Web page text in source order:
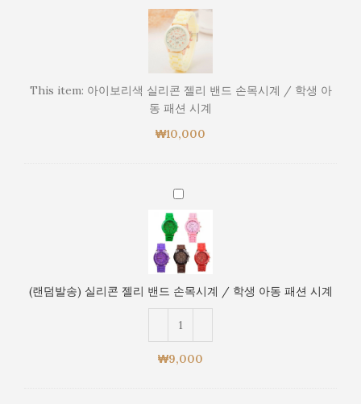
이
보
리
색
리
콘
젤
드
목
시
계
/
학
생
아
동
패
This item: 아이보리색 실리콘 젤리 밴드 손목시계 / 학생 아
동 패션 시계
₩10,000
(랜
발
송)
실
콘
밴
드
(랜덤발송) 실리콘 젤리 밴드 손목시계 / 학생 아동 패션 시계
₩9,000